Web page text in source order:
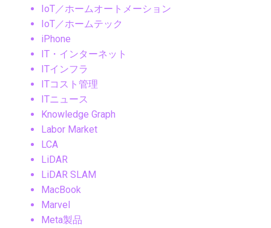
IoT／ホームオートメーション
IoT／ホームテック
iPhone
IT・インターネット
ITインフラ
ITコスト管理
ITニュース
Knowledge Graph
Labor Market
LCA
LiDAR
LiDAR SLAM
MacBook
Marvel
Meta製品